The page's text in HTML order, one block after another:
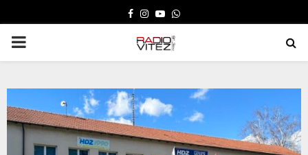
FACEBOOK
INSTAGRAM
YOUTUBE
WHATSAPP
PRIMARY